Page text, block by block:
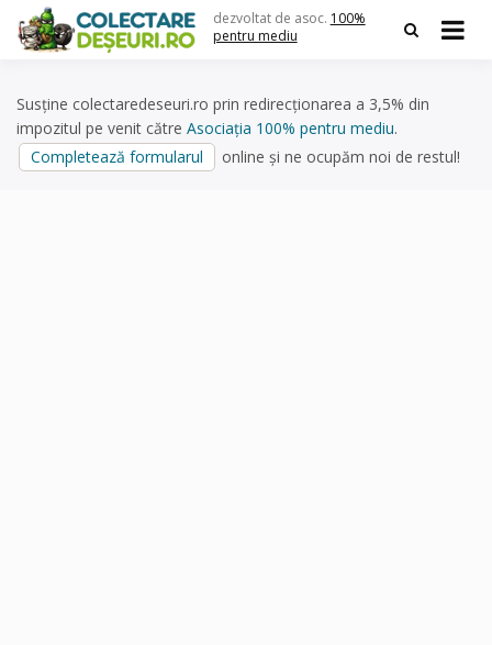
content
dezvoltat de asoc. 100%
pentru mediu
Susține colectaredeseuri.ro prin redirecționarea a 3,5% din
impozitul pe venit către Asociația 100% pentru mediu.
Completează formularul
online și ne ocupăm noi de restul!